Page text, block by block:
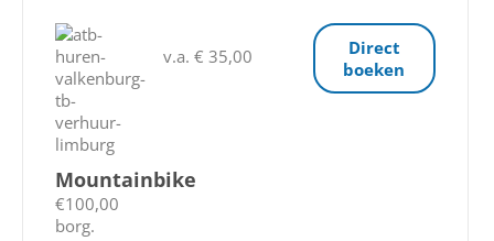
Mountainbike
€100,00
borg.
v.a. € 35,00
Direct
boeken